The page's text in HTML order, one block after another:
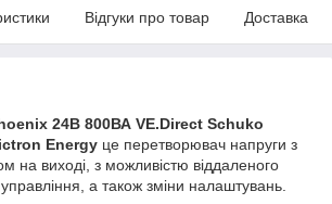
Відгуки про товар Доставка
24В 800ВА VE.Direct Schuko
Energy це перетворювач напруги з
на виході, з можливістю віддаленого
а також зміни налаштувань.